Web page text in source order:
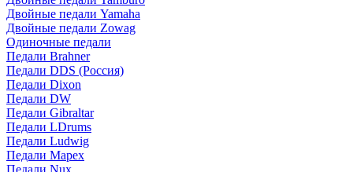
Двойные педали Yamaha
Двойные педали Zowag
Одиночные педали
Педали Brahner
Педали DDS (Россия)
Педали Dixon
Педали DW
Педали Gibraltar
Педали LDrums
Педали Ludwig
Педали Mapex
Педали Nux